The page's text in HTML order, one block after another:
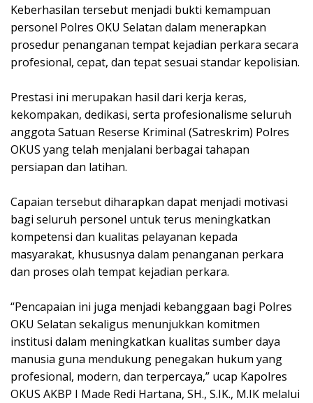
Keberhasilan tersebut menjadi bukti kemampuan
personel Polres OKU Selatan dalam menerapkan
prosedur penanganan tempat kejadian perkara secara
profesional, cepat, dan tepat sesuai standar kepolisian.
Prestasi ini merupakan hasil dari kerja keras,
kekompakan, dedikasi, serta profesionalisme seluruh
anggota Satuan Reserse Kriminal (Satreskrim) Polres
OKUS yang telah menjalani berbagai tahapan
persiapan dan latihan.
Capaian tersebut diharapkan dapat menjadi motivasi
bagi seluruh personel untuk terus meningkatkan
kompetensi dan kualitas pelayanan kepada
masyarakat, khususnya dalam penanganan perkara
dan proses olah tempat kejadian perkara.
“Pencapaian ini juga menjadi kebanggaan bagi Polres
OKU Selatan sekaligus menunjukkan komitmen
institusi dalam meningkatkan kualitas sumber daya
manusia guna mendukung penegakan hukum yang
profesional, modern, dan terpercaya,” ucap Kapolres
OKUS AKBP I Made Redi Hartana, SH., S.IK., M.IK melalui